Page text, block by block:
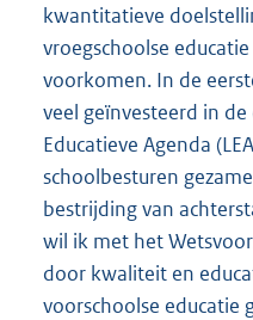
kwantitatieve
vroegschoolse
voorkomen. In de
veel geïnvesteerd in
Educatieve Agenda
schoolbesturen
bestrijding van
wil ik met het
door kwaliteit en
voorschoolse educatie